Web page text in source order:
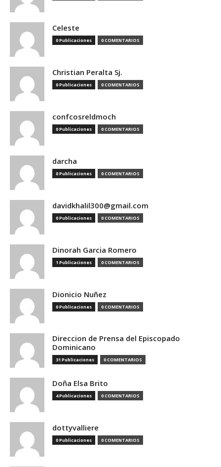
Celeste
0 Publicaciones 0 COMENTARIOS
Christian Peralta Sj.
0 Publicaciones 0 COMENTARIOS
confcosreldmoch
0 Publicaciones 0 COMENTARIOS
darcha
0 Publicaciones 0 COMENTARIOS
davidkhalil300@gmail.com
0 Publicaciones 0 COMENTARIOS
Dinorah Garcia Romero
1 Publicaciones 0 COMENTARIOS
Dionicio Nuñez
0 Publicaciones 0 COMENTARIOS
Direccion de Prensa del Episcopado
Dominicano
31 Publicaciones 0 COMENTARIOS
Doña Elsa Brito
4 Publicaciones 0 COMENTARIOS
dottyvalliere
0 Publicaciones 0 COMENTARIOS